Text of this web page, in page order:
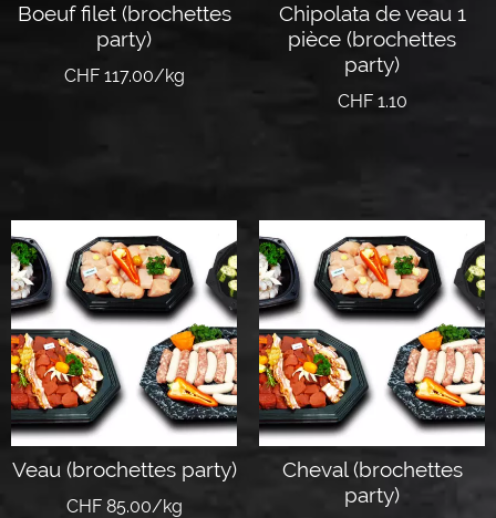
Boeuf filet (brochettes
party)
CHF 117.00/kg
Chipolata de veau 1
pièce (brochettes
party)
CHF1.10
Veau (brochettes party)
CHF 85.00/kg
Cheval (brochettes
party)